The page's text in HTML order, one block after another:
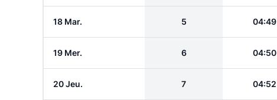
18 Mar. 5 04:49
19 Mer. 6 04:50
20 Jeu. 7 04:52